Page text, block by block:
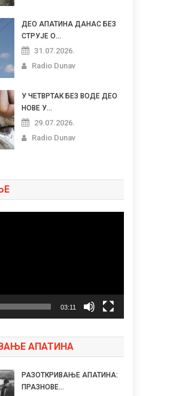
ДЕО АПАТИНА ДАНАС БЕЗ
СТРУЈЕ О...
31.07.2026.
Radio Dunav
У ЧЕТВРТАК БЕЗ ВОДЕ ДЕО
НОВЕ У...
29.07.2026.
Radio Dunav
03:11
АПАТИНА
РАЗОТКРИВАЊЕ АПАТИНА:
ПРАЗНОВЕ...